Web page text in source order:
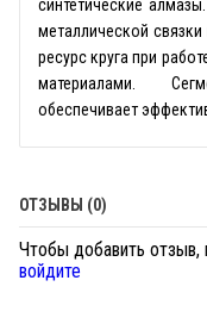
синтетические
металлической
ресурс круга при
материалами.
обеспечивает
ОТЗЫВЫ (0)
Чтобы добавить отзыв,
войдите